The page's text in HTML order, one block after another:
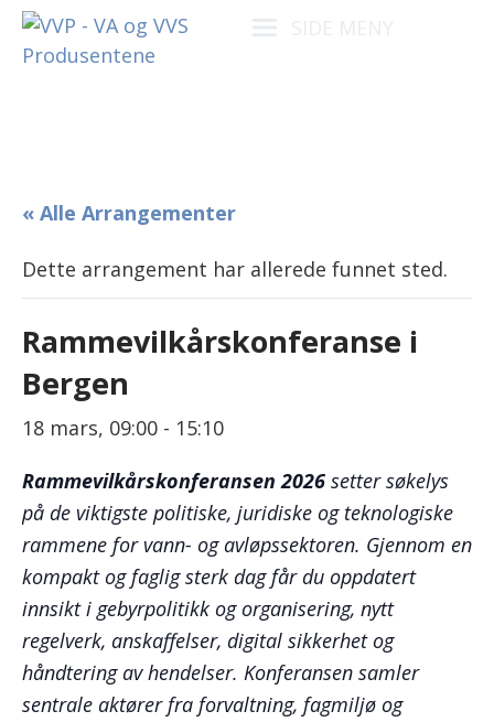
« Alle Arrangementer
Dette arrangement har allerede funnet sted.
Rammevilkårskonferanse i
Bergen
18 mars, 09:00 - 15:10
Rammevilkårskonferansen 2026 setter søkelys
på de viktigste politiske, juridiske og teknologiske
rammene for vann- og avløpssektoren. Gjennom en
kompakt og faglig sterk dag får du oppdatert
innsikt i gebyrpolitikk og organisering, nytt
regelverk, anskaffelser, digital sikkerhet og
håndtering av hendelser. Konferansen samler
sentrale aktører fra forvaltning, fagmiljø og